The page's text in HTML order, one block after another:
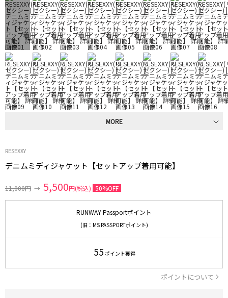
MORE
RESEXXY
デニムミディジャケット【セットアップ着用可能】
11,000円 → 5,500円(税込) 50%OFF
RUNWAY Passportポイント
(旧：MS PASSPORTポイント)
55 ポイント獲得
ポイントについて